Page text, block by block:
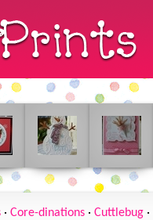
· Core-dinations · Cuttlebug ·